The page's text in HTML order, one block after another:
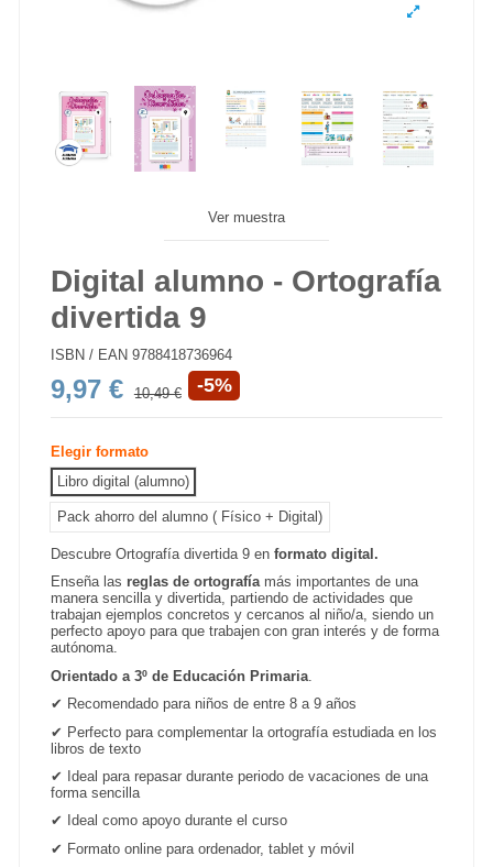
Ver muestra
Digital alumno - Ortografía
divertida 9
ISBN / EAN 9788418736964
9,97 € 10,49 € -5%
Elegir formato
Libro digital (alumno)
Pack ahorro del alumno ( Físico + Digital)
Descubre Ortografía divertida 9 enformato digital.
Enseña las reglas de ortografíamás importantes de una
manera sencilla y divertida, partiendo de actividades que
trabajan ejemplos concretos y cercanos al niño/a, siendo un
perfecto apoyo para que trabajen con gran interés y de forma
autónoma.
Orientado a 3º de Educación Primaria
✔ Recomendado para niños de entre 8 a 9 años
✔ Perfecto para complementar la ortografía estudiada en los
libros de texto
✔
Ideal para repasar durante periodo de vacaciones de una
forma sencilla
✔
Ideal como apoyo durante el curso
✔ Formato online para ordenador, tablet y móvil